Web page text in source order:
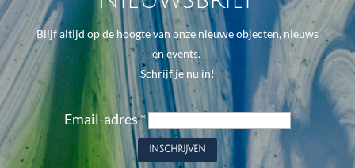
Blijf altijd op de hoogte van onze nieuwe objecten, nieuws
en events.
Schrijf je nu in!
Email-adres*